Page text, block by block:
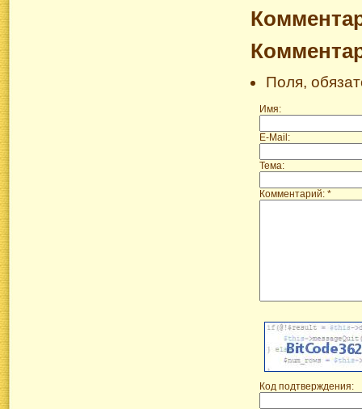
Поля,
Имя:
E-Mail:
Тема:
Комментарий: *
Код подтверждения: